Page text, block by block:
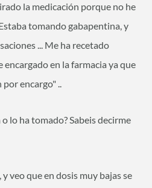
la medicación porque no he
tomando gabapentina, y
... Me ha recetado
en la farmacia ya que
por encargo" ..
lo ha tomado? Sabeis decirme
veo que en dosis muy bajas se